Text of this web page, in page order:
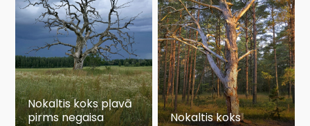
Nokaltis koks pļavā
pirms negaisa
Nokaltis koks